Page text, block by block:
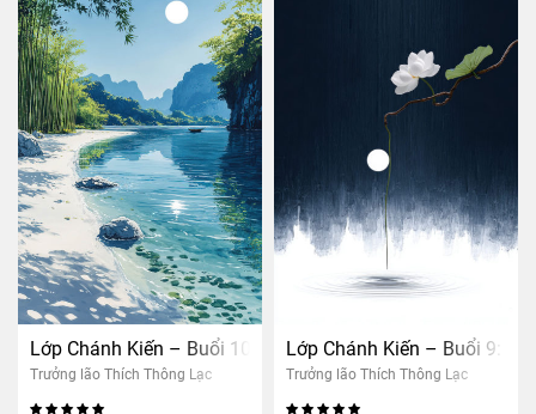
Lớp Chánh Kiến – Buổi 10: Trung Tâm An Dưỡng – Nhận
Trưởng lão Thích Thông Lạc
Lớp Chánh Kiến – Buổi 9:
Trưởng lão Thích Thông Lạc